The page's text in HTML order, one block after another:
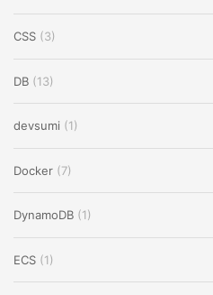
CSS (3)
DB (13)
devsumi (1)
Docker (7)
DynamoDB (1)
ECS (1)